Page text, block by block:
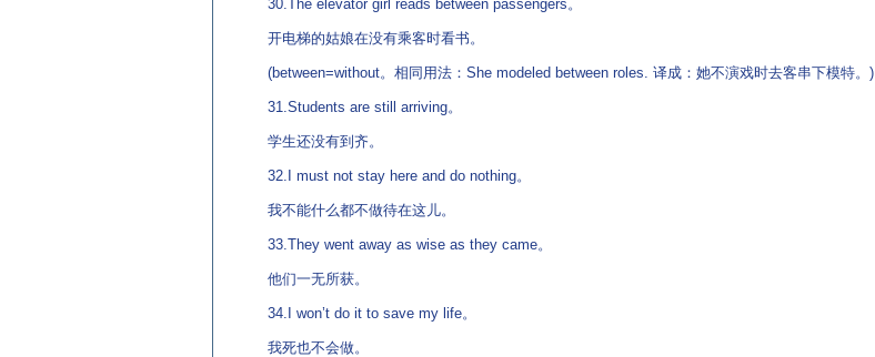
30.The elevator girl reads between passengers。
开电梯的姑娘在没有乘客时看书。
(between=without。相同用法：She modeled between roles. 译成：她不演戏时去客串下模特。)
31.Students are still arriving。
学生还没有到齐。
32.I must not stay here and do nothing。
我不能什么都不做待在这儿。
33.They went away as wise as they came。
他们一无所获。
34.I won’t do it to save my life。
我死也不会做。